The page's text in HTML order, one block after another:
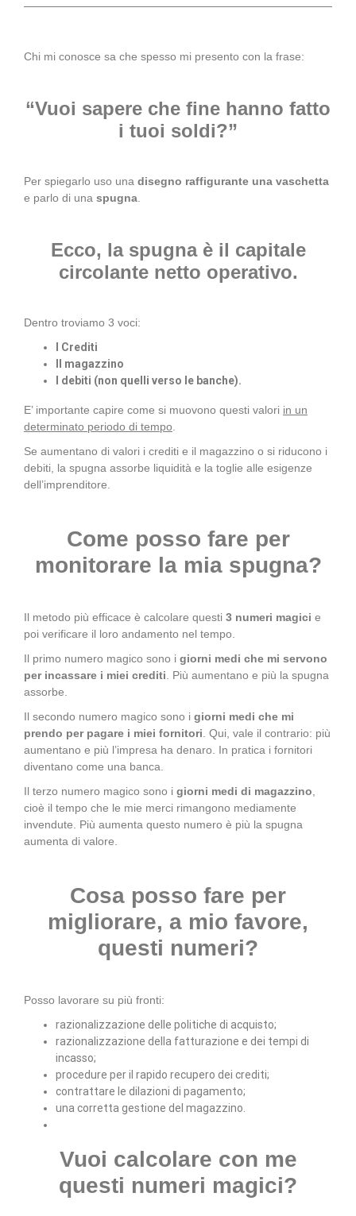
Chi mi conosce sa che spesso mi presento con la frase:
“Vuoi sapere che fine hanno fatto
i tuoi soldi?”
Per spiegarlo uso una disegno raffigurante una vaschetta
e parlo di una spugna
Ecco, la spugna è il capitale
circolante netto operativo.
Dentro troviamo 3 voci:
I Crediti
Il magazzino
I debiti (non quelli verso le banche).
E’ importante capire come si muovono questi valori in un
determinato periodo di tempo
Se aumentano di valori i crediti e il magazzino o si riducono i
debiti, la spugna assorbe liquidità e la toglie alle esigenze
dell’imprenditore.
Come posso fare per
monitorare la mia spugna?
Il metodo più efficace è calcolare questi 3 numeri magici e
poi verificare il loro andamento nel tempo.
Il primo numero magico sono i giorni medi che mi servono
per incassare i miei crediti . Più aumentano e più la spugna
assorbe.
Il secondo numero magico sono i giorni medi che mi
prendo per pagare i miei fornitori . Qui, vale il contrario: più
aumentano e più l’impresa ha denaro. In pratica i fornitori
diventano come una banca.
Il terzo numero magico sono i giorni medi di magazzino
cioè il tempo che le mie merci rimangono mediamente
invendute. Più aumenta questo numero è più la spugna
aumenta di valore.
Cosa posso fare per
migliorare, a mio favore,
questi numeri?
Posso lavorare su più fronti:
razionalizzazione delle politiche di acquisto;
razionalizzazione della fatturazione e dei tempi di
incasso;
procedure per il rapido recupero dei crediti;
contrattare le dilazioni di pagamento;
una corretta gestione del magazzino.
Vuoi calcolare con me
questi numeri magici?